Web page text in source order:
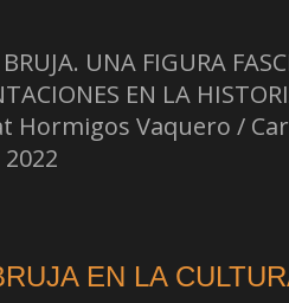
UNA FIGURA
EN LA
Hormigos Vaquero /
EN LA